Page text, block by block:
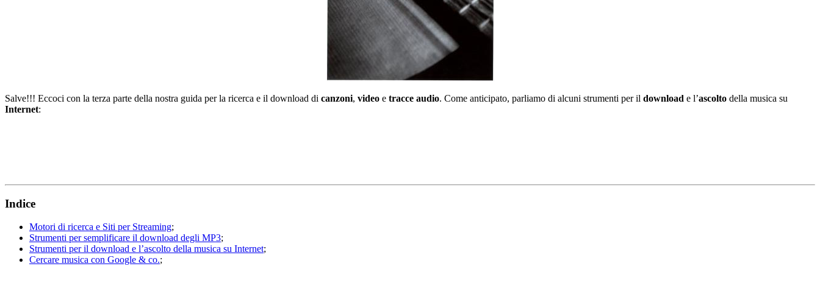
Salve!!! Eccoci con la terza parte della nostra guida per la ricerca e il download di canzoni, video e tracce audio. Come anticipato, parliamo di alcuni strumenti per il download e l’ascolto della musica su
Internet:
Indice
Motori di ricerca e Siti per Streaming;
Strumenti per semplificare il download degli MP3;
Strumenti per il download e l’ascolto della musica su Internet;
Cercare musica con Google & co.;